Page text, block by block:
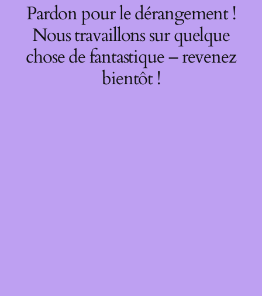
Pardon pour le dérangement !
Nous travaillons sur quelque
chose de fantastique – revenez
bientôt !